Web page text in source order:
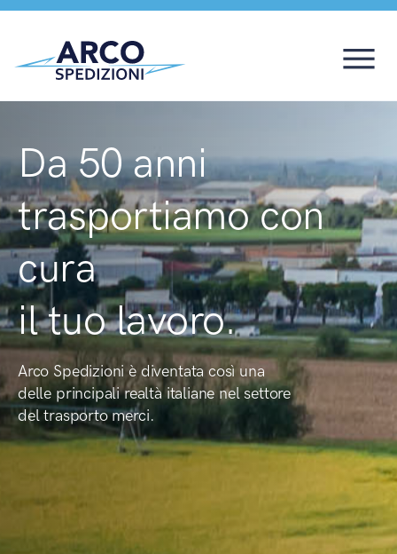
Da 50 anni
trasportiamo con
cura
il tuo lavoro.
Arco Spedizioni è diventata così una
delle principali realtà italiane nel settore
del trasporto merci.